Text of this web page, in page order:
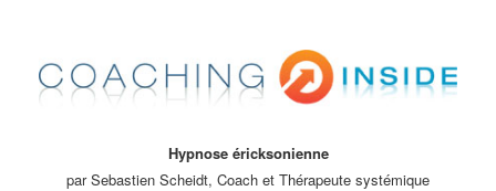
Hypnose éricksonienne
par Sebastien Scheidt, Coach et Thérapeute systémique